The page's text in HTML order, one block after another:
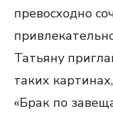
превосходно
Татьяну
таких
«Брак по